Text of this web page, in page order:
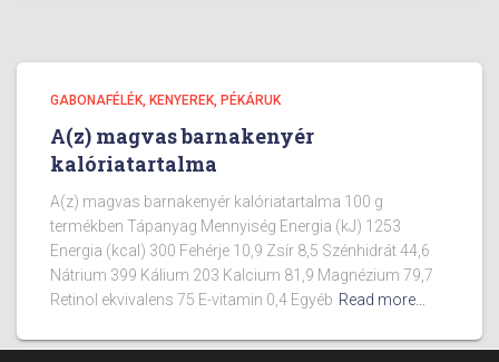
GABONAFÉLÉK, KENYEREK, PÉKÁRUK
A(z) magvas barnakenyér
kalóriatartalma
A(z) magvas barnakenyér kalóriatartalma 100 g
termékben Tápanyag Mennyiség Energia (kJ) 1253
Energia (kcal) 300 Fehérje 10,9 Zsír 8,5 Szénhidrát 44,6
Nátrium 399 Kálium 203 Kalcium 81,9 Magnézium 79,7
Retinol ekvivalens 75 E-vitamin 0,4 Egyéb Read more…